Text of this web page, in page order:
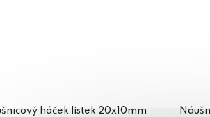
háček lístek 20x10mm